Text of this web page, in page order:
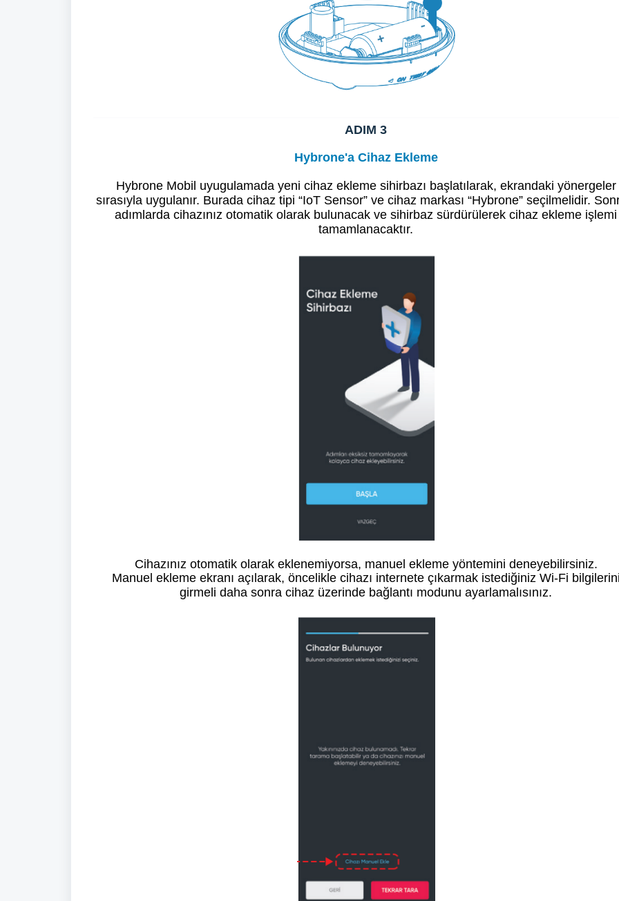
ADIM 3
Hybrone'a Cihaz Ekleme
Hybrone Mobil uyugulamada yeni cihaz ekleme sihirbazı başlatılarak, ekrandaki yönergeler
sırasıyla uygulanır. Burada cihaz tipi “IoT Sensor” ve cihaz markası “Hybrone” seçilmelidir.
adımlarda cihazınız otomatik olarak bulunacak ve sihirbaz sürdürülerek cihaz ekleme işlemi
tamamlanacaktır.
Cihazınız otomatik olarak eklenemiyorsa, manuel ekleme yöntemini deneyebilirsiniz.
Manuel ekleme ekranı açılarak, öncelikle cihazı internete çıkarmak istediğiniz Wi-Fi
girmeli daha sonra cihaz üzerinde bağlantı modunu ayarlamalısınız.